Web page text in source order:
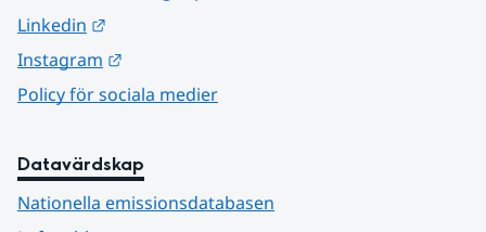
Linkedin
Instagram
Policy för sociala medier
Datavärdskap
Nationella emissionsdatabasen